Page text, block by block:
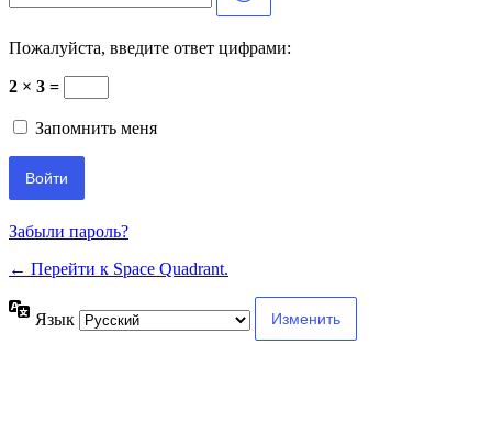
Пожалуйста, введите ответ цифрами:
2 × 3 =
Запомнить меня
Забыли пароль?
← Перейти к Space Quadrant.
Язык